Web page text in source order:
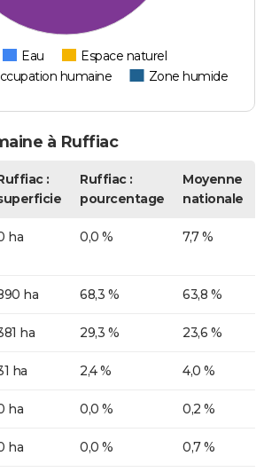
Eau
Espace naturel
humaine Zone humide
à Ruffiac
:
Ruffiac :
pourcentage
Moyenne
nationale
ha 0,0 % 7,7 %
ha 68,3 % 63,8 %
ha 29,3 % 23,6 %
ha 2,4 % 4,0 %
ha 0,0 % 0,2 %
ha 0,0 % 0,7 %